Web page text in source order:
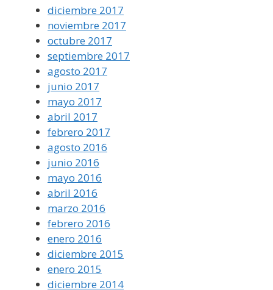
diciembre 2017
noviembre 2017
octubre 2017
septiembre 2017
agosto 2017
junio 2017
mayo 2017
abril 2017
febrero 2017
agosto 2016
junio 2016
mayo 2016
abril 2016
marzo 2016
febrero 2016
enero 2016
diciembre 2015
enero 2015
diciembre 2014